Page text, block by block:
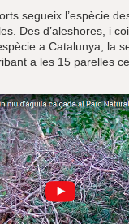
segueix l’espècie
Des d’aleshores, i
a Catalunya, la
a les 15 parelles